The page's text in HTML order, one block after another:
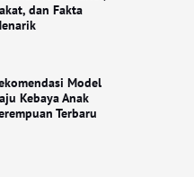
dan Fakta
Model
Kebaya Anak
Terbaru